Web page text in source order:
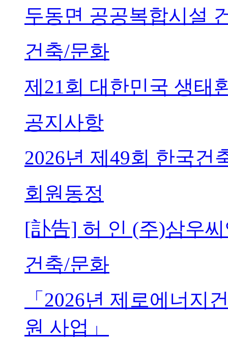
두동면 공공복합시설
건축/문화
제21회 대한민국 생태
공지사항
2026년 제49회 한국건
회원동정
[訃告] 허 인 (주)삼우
건축/문화
「2026년 제로에너지
원 사업」